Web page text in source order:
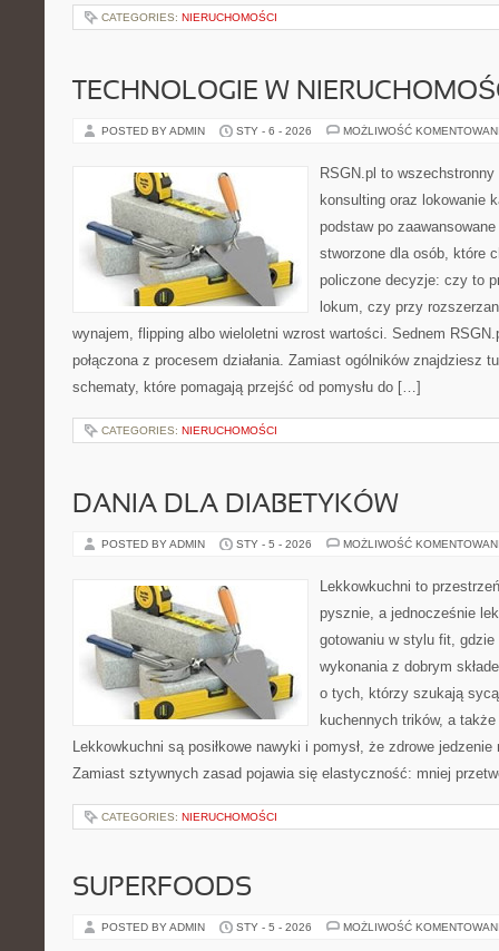
CATEGORIES: NIERUCHOMOŚCI
TECHNOLOGIE W
POSTED BY ADMIN STY - 6 - 2026 MOŻLIWOŚĆ
RSGN.pl to
konsulting oraz lokowanie
podstaw po
stworzone dla osób, które
policzone decyzje: czy to
lokum, czy przy
wynajem, flipping albo wieloletni wzrost wartości. Sednem
połączona z procesem działania. Zamiast ogólników znajdziesz
schematy, które pomagają przejść od pomysłu do […]
CATEGORIES: NIERUCHOMOŚCI
DANIA DLA DIABETYKÓW
POSTED BY ADMIN STY - 5 - 2026 MOŻLIWOŚĆ
Lekkowkuchni to
pysznie, a jednocześnie
gotowaniu w stylu fit, gdzie
wykonania z dobrym
o tych, którzy szukają
kuchennych trików, a
Lekkowkuchni są posiłkowe nawyki i pomysł, że zdrowe
Zamiast sztywnych zasad pojawia się elastyczność: mniej
CATEGORIES: NIERUCHOMOŚCI
SUPERFOODS
POSTED BY ADMIN STY - 5 - 2026 MOŻLIWOŚĆ